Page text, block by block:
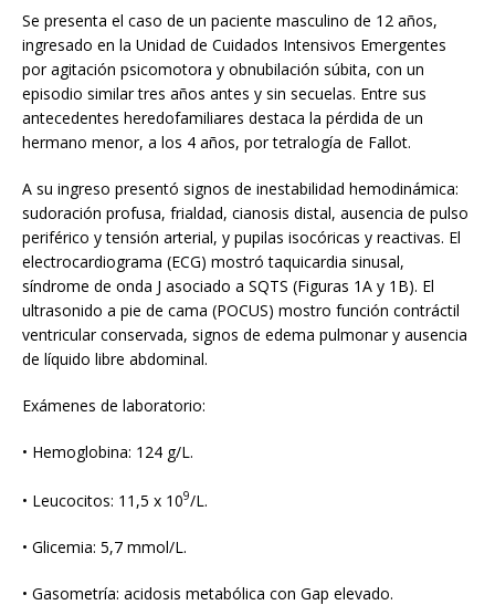
Se presenta el caso de un paciente masculino de 12 años,
ingresado en la Unidad de Cuidados Intensivos Emergentes
por agitación psicomotora y obnubilación súbita, con un
episodio similar tres años antes y sin secuelas. Entre sus
antecedentes heredofamiliares destaca la pérdida de un
hermano menor, a los 4 años, por tetralogía de Fallot.
A su ingreso presentó signos de inestabilidad hemodinámica:
sudoración profusa, frialdad, cianosis distal, ausencia de pulso
periférico y tensión arterial, y pupilas isocóricas y reactivas. El
electrocardiograma (ECG) mostró taquicardia sinusal,
síndrome de onda J asociado a SQTS (Figuras 1A y 1B). El
ultrasonido a pie de cama (POCUS) mostro función contráctil
ventricular conservada, signos de edema pulmonar y ausencia
de líquido libre abdominal.
Exámenes de laboratorio:
• Hemoglobina: 124 g/L.
• Leucocitos: 11,5 x 109/L.
• Glicemia: 5,7 mmol/L.
• Gasometría: acidosis metabólica con Gap elevado.